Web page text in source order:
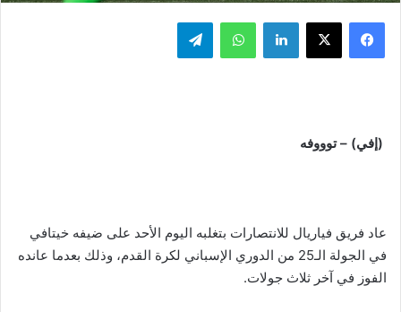
فيسبوك ‫X لينكدإن واتساب تيلقرام
(إفي) – توووفه
عاد فريق فياريال للانتصارات بتغلبه اليوم الأحد على ضيفه خيتافي
في الجولة الـ25 من الدوري الإسباني لكرة القدم، وذلك بعدما عانده
الفوز في آخر ثلاث جولات.